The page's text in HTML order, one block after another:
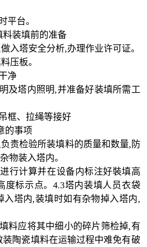
平台。
料装填前的准备
入塔安全分析,办理作业许可证。
压板。
净
及塔内照明,并准备好装填所需工
框、拉绳等接好
的事项
责检验所装填料的质量和数量,防
物装入塔内。
行计算并在设备内标注好裝填高
度标示点。4.3塔内装填人员衣袋
入塔内,装填时如有杂物掉入塔内,
料应将其中细小的碎片筛检掉,有
陶瓷填料在运输过程中难免有破